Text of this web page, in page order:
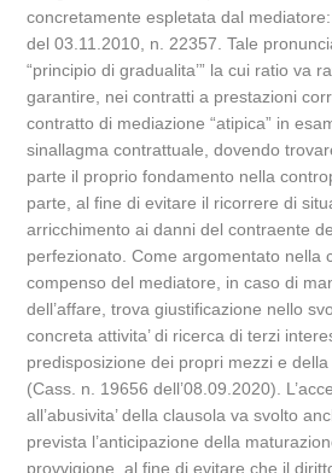
concretamente espletata dal
del 03.11.2010, n. 22357. Tale
“principio di gradualita’” la cui ratio va
garantire, nei contratti a prestazioni
contratto di mediazione “atipica” in
sinallagma contrattuale, dovendo
parte il proprio fondamento nella
parte, al fine di evitare il ricorrere di
arricchimento ai danni del contraente
perfezionato. Come argomentato nella
compenso del mediatore, in caso di
dell’affare, trova giustificazione nello
concreta attivita’ di ricerca di terzi
predisposizione dei propri mezzi e
(Cass. n. 19656 dell’08.09.2020).
all’abusivita’ della clausola va svolto
prevista l’anticipazione della
provvigione, al fine di evitare che il